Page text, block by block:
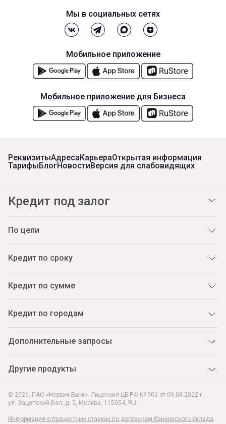
© 2026, ПАО «Норвик Банк». Лицензия ЦБ РФ № 902 от 09.08.2022 г.
ул. Зацепский Вал, д. 5, Москва, 115054, RU
Информация о процентных ставках по договорам банковского вклада
РеквизитыАдресаКарьераОткрытая информация
ТарифыБлогНовостиВерсия для слабовидящих
Кредит под залог
По цели
Кредит по сроку
Кредит по сумме
Кредит по городам
Дополнительные запросы
Другие продукты
Мы в социальных сетях
Мобильное приложение
Мобильное приложение для Бизнеса